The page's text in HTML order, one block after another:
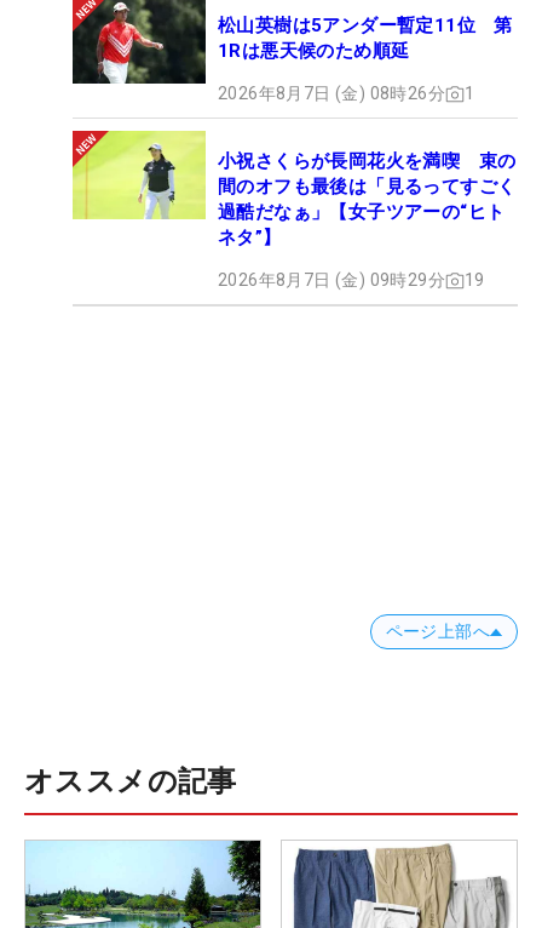
松山英樹は5アンダー暫定11位 第
1Rは悪天候のため順延
2026年8月7日 (金) 08時26分 1
小祝さくらが長岡花火を満喫 束の
間のオフも最後は「見るってすごく
過酷だなぁ」【女子ツアーの“ヒト
ネタ”】
2026年8月7日 (金) 09時29分 19
ページ上部へ
オススメの記事